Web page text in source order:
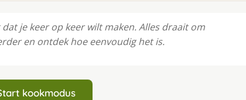
je keer op keer wilt maken. Alles draait om
en ontdek hoe eenvoudig het is.
kookmodus